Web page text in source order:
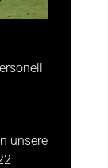
unsere